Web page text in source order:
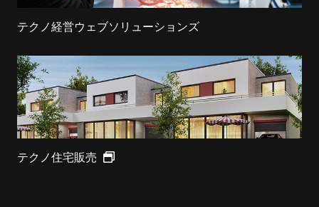
テクノ経営ウェブソリューションズ
テクノ住宅販売